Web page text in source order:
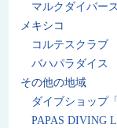
マルクダイバー
メキシコ
コルテスクラブ
バハパラダイス
その他の地域
ダイブショップ
PAPAS DIVING